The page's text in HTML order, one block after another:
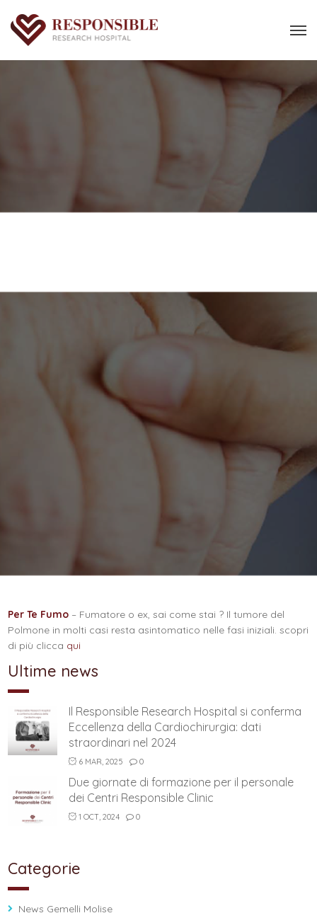
Per Te Fumo – Fumatore o ex, sai come stai ? Il tumore del
Polmone in molti casi resta asintomatico nelle fasi iniziali. scopri
di più clicca qui
Ultime news
Il Responsible Research Hospital si conferma
Eccellenza della Cardiochirurgia: dati
straordinari nel 2024
6 MAR, 2025 0
Due giornate di formazione per il personale
dei Centri Responsible Clinic
1 OCT, 2024 0
Categorie
News Gemelli Molise